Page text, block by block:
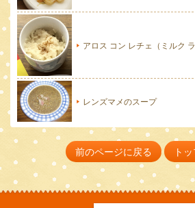
アロス コン レチェ（ミルク ラ
レンズマメのスープ
前のページに戻る ト